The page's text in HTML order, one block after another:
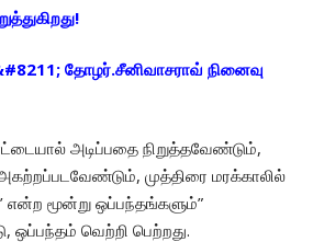
தோழர்.சீனிவாசராவ் நினைவு
அடிப்பதை நிறுத்தவேண்டும்,
முத்திரை மரக்காலில்
மூன்று ஒப்பந்தங்களும்”
ஒப்பந்தம் வெற்றி பெற்றது.